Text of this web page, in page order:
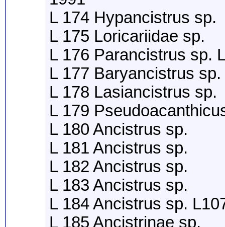
L 174 Hypancistrus sp.
L 175 Loricariidae sp.
L 176 Parancistrus sp.
L 177 Baryancistrus sp.
L 178 Lasiancistrus sp.
L 179
L 180 Ancistrus sp.
L 181 Ancistrus sp.
L 182 Ancistrus sp.
L 183 Ancistrus sp.
L 184 Ancistrus sp.
L 185 Ancistrinae sp.